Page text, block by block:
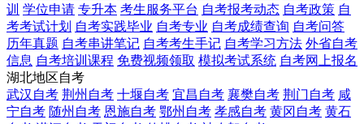
训 学位申请 专升本 考生服务平台 自考报考动态 自考政策 自
考考试计划 自考实践毕业 自考专业 自考成绩查询 自考问答
历年真题 自考串讲笔记 自考考生手记 自考学习方法 外省自考
信息 自考培训课程 免费视频领取 模拟考试系统 自考网上报名
湖北地区自考
武汉自考 荆州自考 十堰自考 宜昌自考 襄樊自考 荆门自考 咸
宁自考 随州自考 恩施自考 鄂州自考 孝感自考 黄冈自考 黄石